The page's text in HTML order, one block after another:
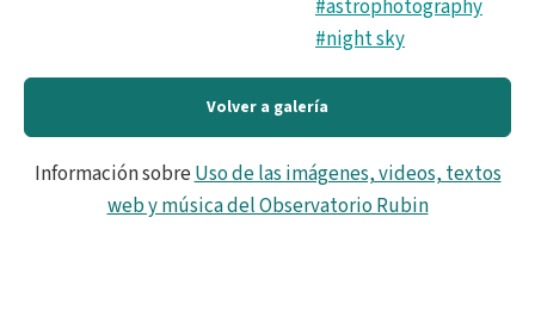
#astrophotography
#night sky
Volver a galería
Información sobreUso de las imágenes, videos, textos
web y música del Observatorio Rubin